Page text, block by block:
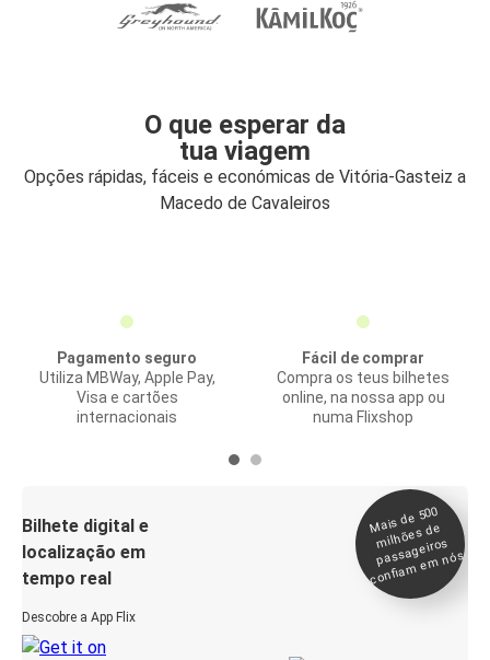
O que esperar da
tua viagem
Opções rápidas, fáceis e económicas de Vitória-Gasteiz a
Macedo de Cavaleiros
Pagamento seguro
Utiliza MBWay, Apple Pay,
Visa e cartões
internacionais
Fácil de comprar
Compra os teus bilhetes
online, na nossa app ou
numa Flixshop
Bilhete digital e
localização em
tempo real
Descobre a App Flix
Mais de 500
milhões de
passageiros
confia
m e
m nós